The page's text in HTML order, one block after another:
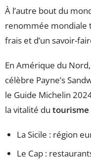
À l’autre bout du
renommée mondiale
frais et d’un savoir-
En Amérique du
célèbre Payne’s
le Guide Michelin
la vitalité du tourisme
La Sicile : région
Le Cap :